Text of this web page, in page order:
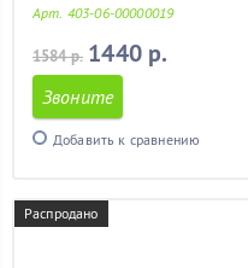
Арт. 403-06-00000019
1584 р. 1440 р.
Звоните
Добавить к сравнению
Распродано